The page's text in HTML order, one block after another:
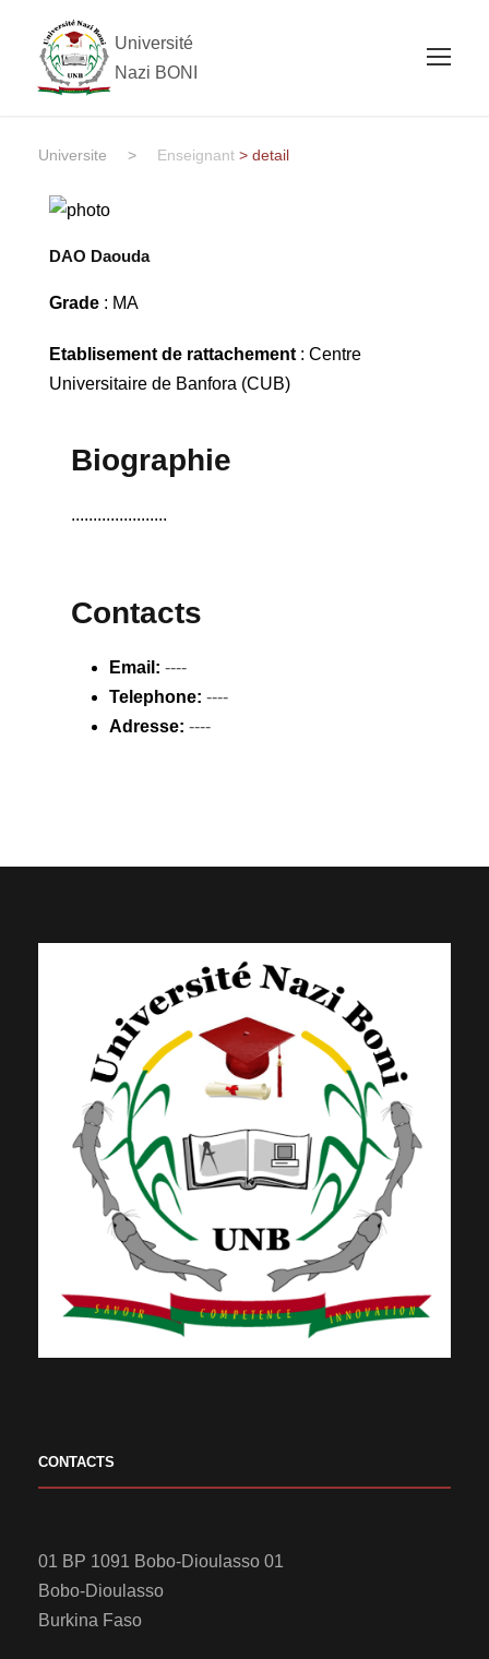
Université
Nazi BONI
Universite > Enseignant > detail
DAO Daouda
Grade: MA
Etablisement de rattachement: Centre
Universitaire de Banfora (CUB)
Biographie
......................
Contacts
Email: ----
Telephone: ----
Adresse: ----
CONTACTS
01 BP 1091 Bobo-Dioulasso 01
Bobo-Dioulasso
Burkina Faso